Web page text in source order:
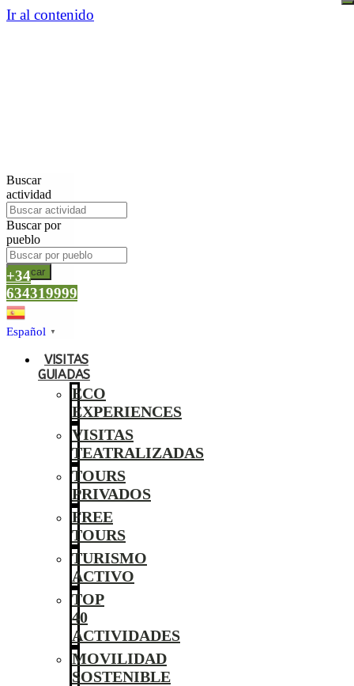
Ir al contenido
Buscar
actividad
Buscar por
pueblo
Buscar
+34
634319999
Español ▼
VISITAS
GUIADAS
ECO
EXPERIENCES
VISITAS
TEATRALIZADAS
TOURS
PRIVADOS
FREE
TOURS
TURISMO
ACTIVO
TOP
40
ACTIVIDADES
MOVILIDAD
SOSTENIBLE